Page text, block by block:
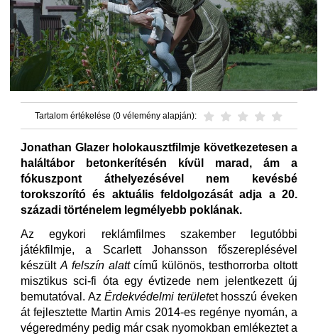
Tartalom értékelése (0 vélemény alapján):
Jonathan Glazer holokausztfilmje következetesen a
haláltábor betonkerítésén kívül marad, ám a
fókuszpont áthelyezésével nem kevésbé
torokszorító és aktuális feldolgozását adja a 20.
századi történelem legmélyebb poklának.
Az egykori reklámfilmes szakember legutóbbi
játékfilmje, a Scarlett Johansson főszereplésével
készült A felszín alattcímű különös, testhorrorba oltott
misztikus sci-fi óta egy évtizede nem jelentkezett új
bemutatóval. AzÉrdekvédelmi területet hosszú éveken
át fejlesztette Martin Amis 2014-es regénye nyomán, a
végeredmény pedig már csak nyomokban emlékeztet a